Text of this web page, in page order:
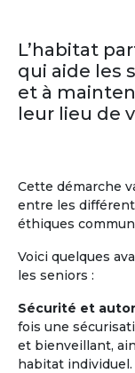
L’habitat
qui aide les
et à
leur lieu de
Cette démarche
entre les
éthiques
Voici quelques
les seniors :
Sécurité et
fois une
et bienveillant,
habitat individuel.